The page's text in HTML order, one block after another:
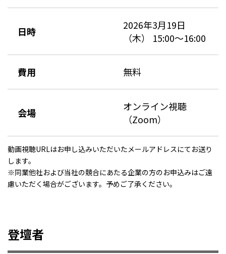
日時
2026年3月19日
（木） 15:00〜16:00
費用 無料
会場
オンライン視聴
（Zoom）
動画視聴URLはお申し込みいただいたメールアドレスにてお送り
します。
※同業他社および当社の競合にあたる企業の方のお申込みはご遠
慮いただく場合がございます。予めご了承ください。
登壇者